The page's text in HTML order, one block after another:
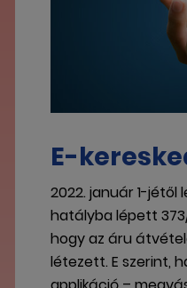
E-
2022. január 1-jétől
hatályba lépett 373/
hogy az áru
létezett. E szerint,